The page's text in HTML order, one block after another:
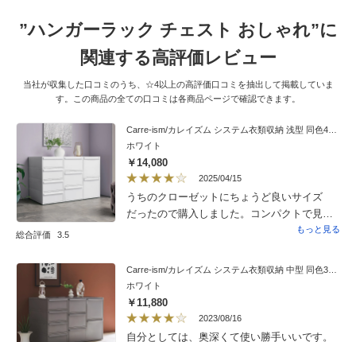
”ハンガーラック チェスト おしゃれ”に
関連する高評価レビュー
当社が収集した口コミのうち、☆4以上の高評価口コミを抽出して掲載していま
す。この商品の全ての口コミは各商品ページで確認できます。
総合評価 3.5
Carre-ism/カレイズム システム衣類収納 浅型 同色4個組
ホワイト
￥14,080
2025/04/15
うちのクローゼットにちょうど良いサイズ
だったので購入しました。コンパクトで見た
目もおしゃれです。色々なサイズがあって
普通に使っている分にはズレたりもありませ
ん。引き出しもスムーズでした。購入後に
like‐itにほぼ同じものがあるのを見つけてしま
い複雑でしたが（like‐itが好きなので）お値段
はあまり変わらなかったのでそこは良かった
もっと見る
Carre-ism/カレイズム システム衣類収納 中型 同色3個組
ホワイト
￥11,880
2023/08/16
自分としては、奥深くて使い勝手いいです。